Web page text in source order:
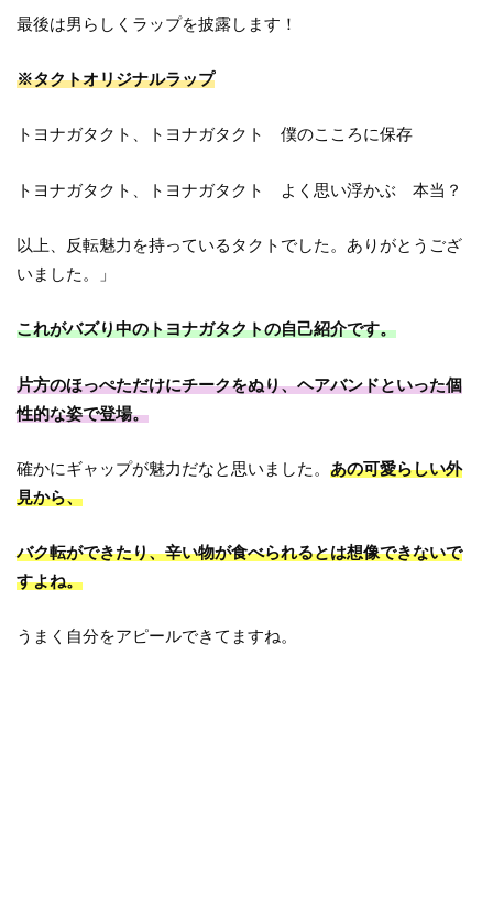
最後は男らしくラップを披露します！
※タクトオリジナルラップ
トヨナガタクト、トヨナガタクト 僕のこころに保存
トヨナガタクト、トヨナガタクト よく思い浮かぶ 本当？
以上、反転魅力を持っているタクトでした。ありがとうござ
いました。」
これがバズり中のトヨナガタクトの自己紹介です。
片方のほっぺただけにチークをぬり、ヘアバンドといった個
性的な姿で登場。
確かにギャップが魅力だなと思いました。あの可愛らしい外
見から、
バク転ができたり、辛い物が食べられるとは想像できないで
すよね。
うまく自分をアピールできてますね。